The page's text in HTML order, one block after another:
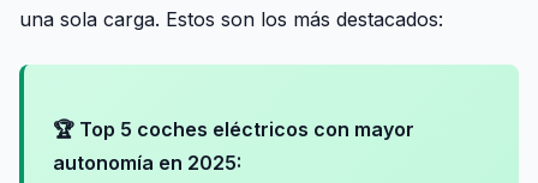
una sola carga. Estos son los más destacados:
🏆 Top 5 coches eléctricos con mayor
autonomía en 2025: